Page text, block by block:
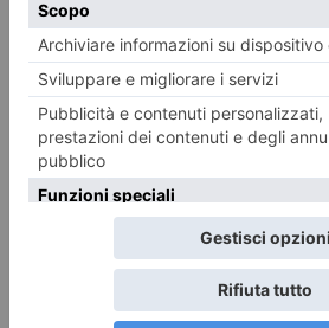
“Villa Morlini”
Il povero Sparagnetti, che di nome faceva